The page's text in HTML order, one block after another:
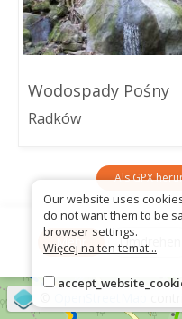
Wodospady Pośny
Radków
Als GPX
Mehr Umdrehen
Our website uses
do not want them to be
browser settings.
Więcej na ten temat...